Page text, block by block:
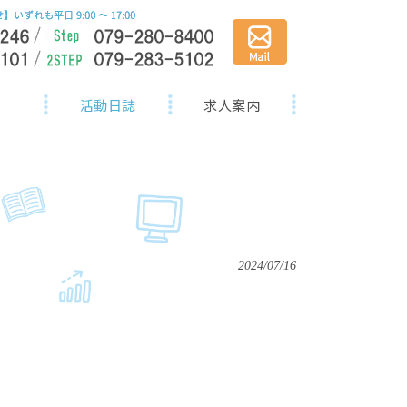
活動日誌 求人案内
2024/07/16